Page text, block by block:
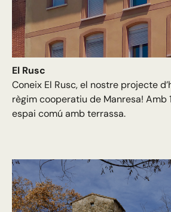
El Rusc
Coneix El Rusc, el nostre projecte
règim cooperatiu de Manresa! Amb
espai comú amb terrassa.